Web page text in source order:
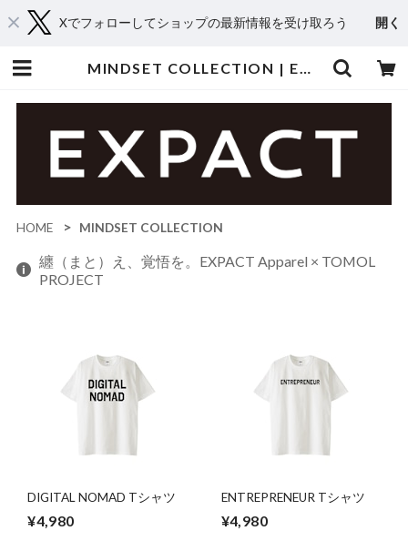
Xでフォローしてショップの最新情報を受け取ろう 開く
MINDSET COLLECTION | EXPACT｜Raise Your Flag. Make an Impact.
HOME MINDSET COLLECTION
纏（まと）え、覚悟を。EXPACT Apparel × TOMOL
PROJECT
DIGITAL NOMAD Tシャツ
¥4,980
ENTREPRENEUR Tシャツ
¥4,980